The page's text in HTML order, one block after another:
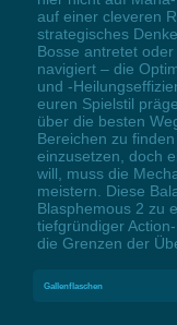
auf einer cleveren
strategisches
Bosse antretet
navigiert – die
und -
euren Spielstil
über die besten
Bereichen zu
einzusetzen, doch
will, muss die
meistern. Diese
Blasphemous 2 zu
tiefgründiger
die Grenzen der
Gallenflaschen